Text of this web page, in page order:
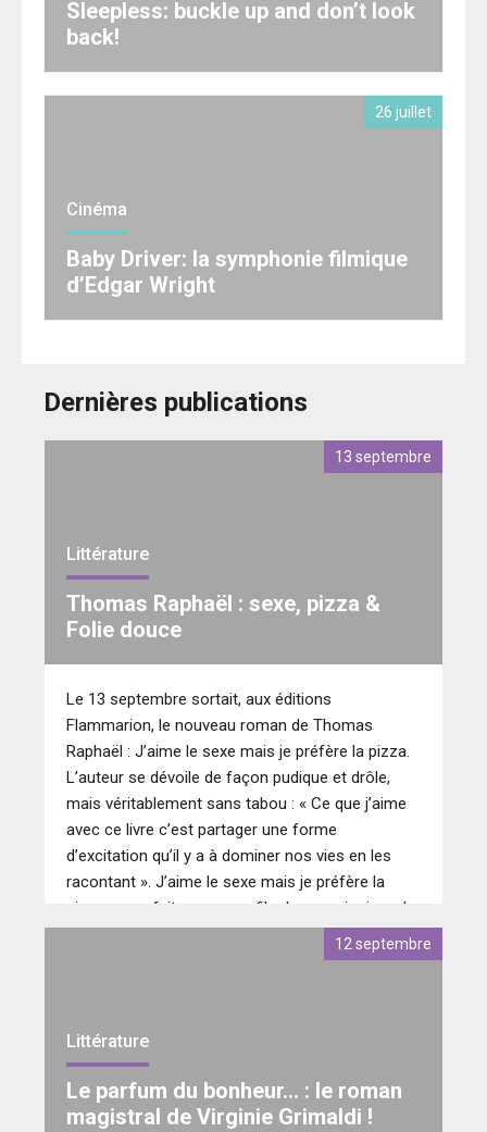
Sleepless: buckle up and don’t look
back!
26 juillet
Cinéma
Baby Driver: la symphonie filmique
d’Edgar Wright
Dernières publications
13 septembre
Littérature
Thomas Raphaël : sexe, pizza &
Folie douce
Le 13 septembre sortait, aux éditions
Flammarion, le nouveau roman de Thomas
Raphaël : J’aime le sexe mais je préfère la pizza.
L’auteur se dévoile de façon pudique et drôle,
mais véritablement sans tabou : « Ce que j’aime
avec ce livre c’est partager une forme
d’excitation qu’il y a à dominer nos vies en les
racontant ». J’aime le sexe mais je préfère la
pizza, nous fait penser au film Le premier jour du
reste de ta vie. L’histoire raconte les moments
fondateurs de la vie du romancier avec nostalgie
12 septembre
Littérature
Le parfum du bonheur… : le roman
magistral de Virginie Grimaldi !